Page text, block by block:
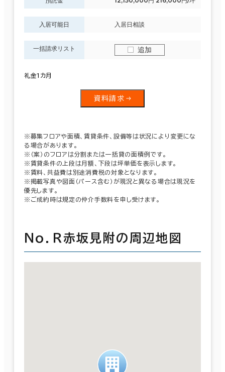
入居可能日 入居日相談
一括請求リスト 追加
礼金1カ月
資料請求
※募集フロアや面積、賃貸条件、設備等は状況により変更にな
る場合があります。
※（案）のフロアは分割または一括貸の面積例です。
※賃貸条件の上段は月額、下段は坪単価を表示します。
※賃料、共益費は別途消費税の対象となります。
※掲載写真や図面（パース含む）が現況と異なる場合は現況を
優先します。
※ご成約時は規定の仲介手数料を申し受けます。
Ｎｏ．Ｒ赤坂見附の周辺地図